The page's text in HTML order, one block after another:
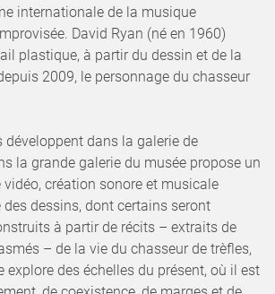
internationale de la musique
David Ryan (né en 1960)
plastique, à partir du dessin et de la
2009, le personnage du chasseur
développent dans la galerie de
la grande galerie du musée propose un
création sonore et musicale
dessins, dont certains seront
à partir de récits – extraits de
– de la vie du chasseur de trèfles,
explore des échelles du présent, où il est